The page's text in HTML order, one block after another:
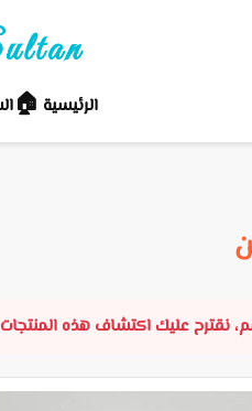
الرئيسية 🏠
نقترح عليك اكتشاف هذه